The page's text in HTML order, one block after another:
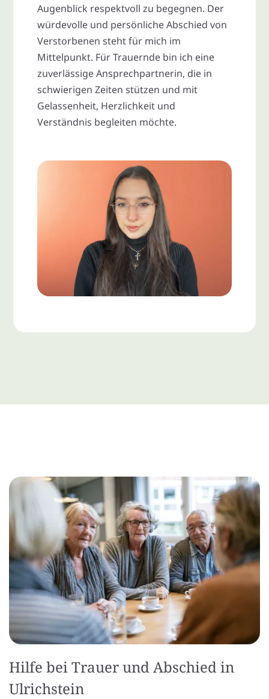
Augenblick respektvoll zu begegnen. Der
würdevolle und persönliche Abschied von
Verstorbenen steht für mich im
Mittelpunkt. Für Trauernde bin ich eine
zuverlässige Ansprechpartnerin, die in
schwierigen Zeiten stützen und mit
Gelassenheit, Herzlichkeit und
Verständnis begleiten möchte.
Hilfe bei Trauer und Abschied in
Ulrichstein